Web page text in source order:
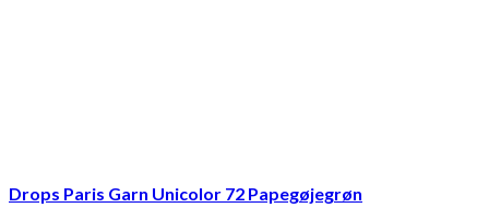
Drops Paris Garn Unicolor 72 Papegøjegrøn